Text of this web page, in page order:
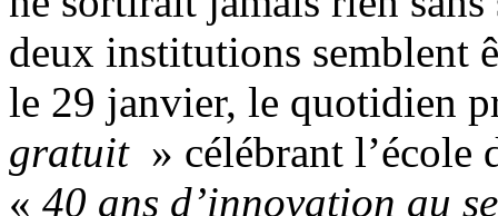
deux institutions semblent
le 29 janvier, le quotidien
gratuit » célébrant l’école
« 40 ans d’innovation au